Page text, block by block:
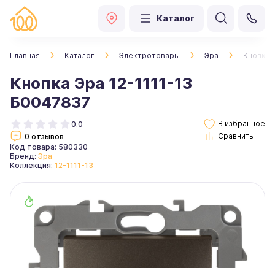
Каталог
Главная Каталог Электротовары Эра Кнопка
Кнопка Эра 12-1111-13
Б0047837
0.0
0 отзывов
Код товара: 580330
Бренд: Эра
Коллекция: 12-1111-13